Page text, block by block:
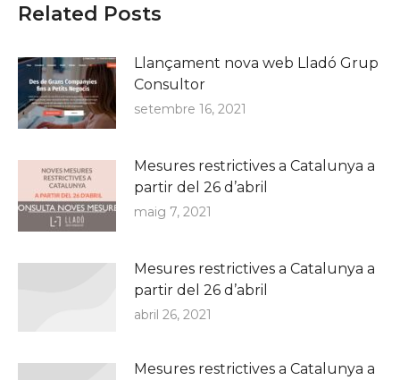
Related Posts
Llançament nova web Lladó Grup
Consultor
setembre 16, 2021
Mesures restrictives a Catalunya a
partir del 26 d’abril
maig 7, 2021
Mesures restrictives a Catalunya a
partir del 26 d’abril
abril 26, 2021
Mesures restrictives a Catalunya a